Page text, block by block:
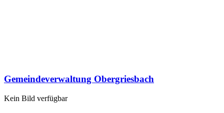
Gemeindeverwaltung Obergriesbach
Kein Bild verfügbar